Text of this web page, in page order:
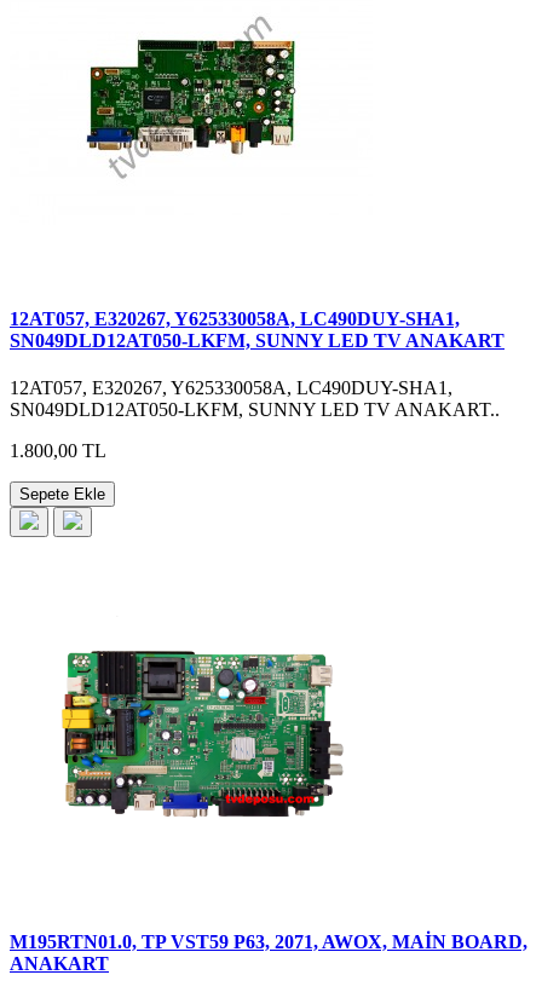
12AT057, E320267, Y625330058A, LC490DUY-SHA1,
SN049DLD12AT050-LKFM, SUNNY LED TV ANAKART
12AT057, E320267, Y625330058A, LC490DUY-SHA1,
SN049DLD12AT050-LKFM, SUNNY LED TV ANAKART..
1.800,00 TL
Sepete Ekle
M195RTN01.0, TP VST59 P63, 2071, AWOX, MAİN BOARD,
ANAKART